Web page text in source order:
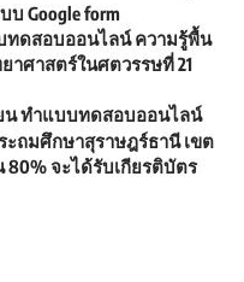
Google form
ทดสอบออนไลน์ ความรู้พื้น
ยาศาสตร์ในศตวรรษที่ 21
น ทำแบบทดสอบออนไลน์
ถมศึกษาสุราษฎร์ธานี เขต
80% จะได้รับเกียรติบัตร